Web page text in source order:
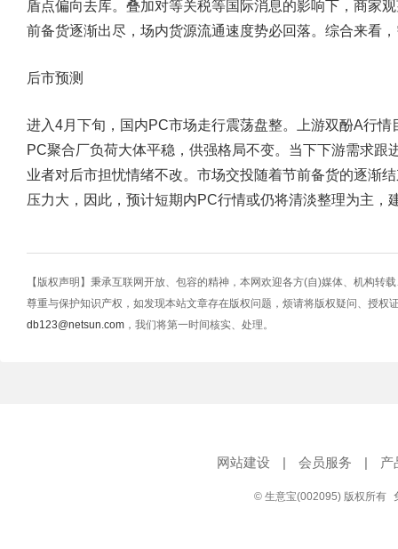
盾点偏向去库。叠加对等关税等国际消息的影响下，商家
前备货逐渐出尽，场内货源流通速度势必回落。综合来看
后市预测
进入4月下旬，国内PC市场走行震荡盘整。上游双酚A行
PC聚合厂负荷大体平稳，供强格局不变。当下下游需求跟
业者对后市担忧情绪不改。市场交投随着节前备货的逐渐
压力大，因此，预计短期内PC行情或仍将清淡整理为主，
【版权声明】秉承互联网开放、包容的精神，本网欢迎各方(自)媒体、机构转
尊重与保护知识产权，如发现本站文章存在版权问题，烦请将版权疑问、授权
db123@netsun.com ，我们将第一时间核实、处理。
网站建设 | 会员服务 | 产
© 生意宝(002095) 版权所有